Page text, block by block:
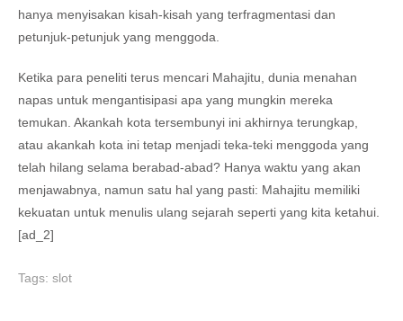
hanya menyisakan kisah-kisah yang terfragmentasi dan
petunjuk-petunjuk yang menggoda.
Ketika para peneliti terus mencari Mahajitu, dunia menahan
napas untuk mengantisipasi apa yang mungkin mereka
temukan. Akankah kota tersembunyi ini akhirnya terungkap,
atau akankah kota ini tetap menjadi teka-teki menggoda yang
telah hilang selama berabad-abad? Hanya waktu yang akan
menjawabnya, namun satu hal yang pasti: Mahajitu memiliki
kekuatan untuk menulis ulang sejarah seperti yang kita ketahui.
[ad_2]
Tags: slot